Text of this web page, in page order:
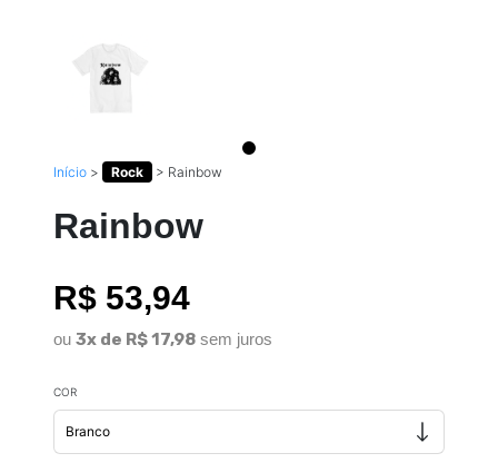
Início > Rock > Rainbow
Rainbow
R$ 53,94
ou 3x de R$ 17,98 sem juros
COR